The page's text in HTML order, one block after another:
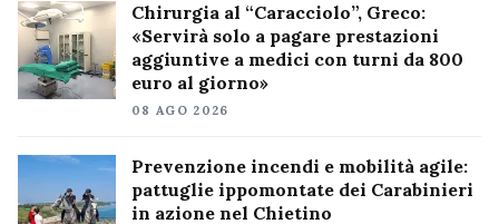
Chirurgia al “Caracciolo”, Greco:
«Servirà solo a pagare prestazioni
aggiuntive a medici con turni da 800
euro al giorno»
08 AGO 2026
Prevenzione incendi e mobilità agile:
pattuglie ippomontate dei Carabinieri
in azione nel Chietino